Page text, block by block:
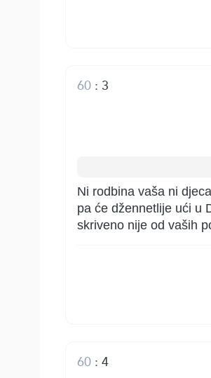
3
:
60
Ni rodbina vaša ni
pa će džennetlije ući u
skriveno nije od vaših
4
:
60